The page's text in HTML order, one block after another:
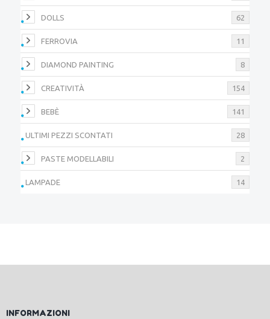
DOLLS 62
FERROVIA 11
DIAMOND PAINTING 8
CREATIVITÀ 154
BEBÈ 141
ULTIMI PEZZI SCONTATI 28
PASTE MODELLABILI 2
LAMPADE 14
INFORMAZIONI